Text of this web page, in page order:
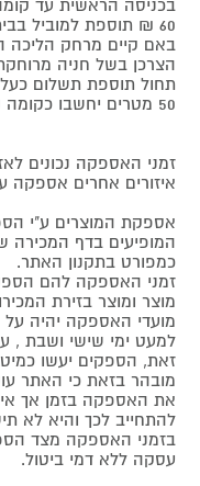
בכניסה הראשית עד
60 ₪ תוספת למוביל בבית.
הצרכן בשל חניה
תחול תוספת תשלום
50 מטרים יחשבו כקומה נוספת).
זמני האספקה נכונים
איזורים אחרים אספקה עד 14 ימי עסקים
אספקת המוצרים ע"י
המופיעים בדף המכירה
כמפורט בתקנון האתר.
זמני האספקה להם
מוצר ומוצר בזירת
מועדי האספקה יהיה על
למעט ימי שישי ושבת ,
זאת, הספקים יעשו
מובהר בזאת כי האתר
את האספקה בזמן אך
להתחייב לכך והיא לא
בזמני האספקה מצד
עסקה ללא דמי ביטול.